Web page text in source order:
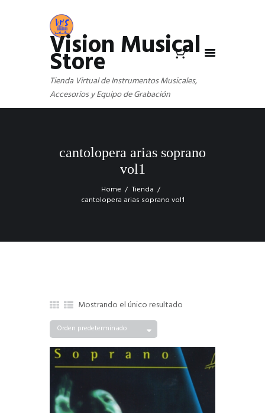
Vision Musical
Store
Tienda Virtual de Instrumentos Musicales,
Accesorios y Equipo de Grabación
cantolopera arias soprano
vol1
Home
Tienda
cantolopera arias soprano vol1
Mostrando el único resultado